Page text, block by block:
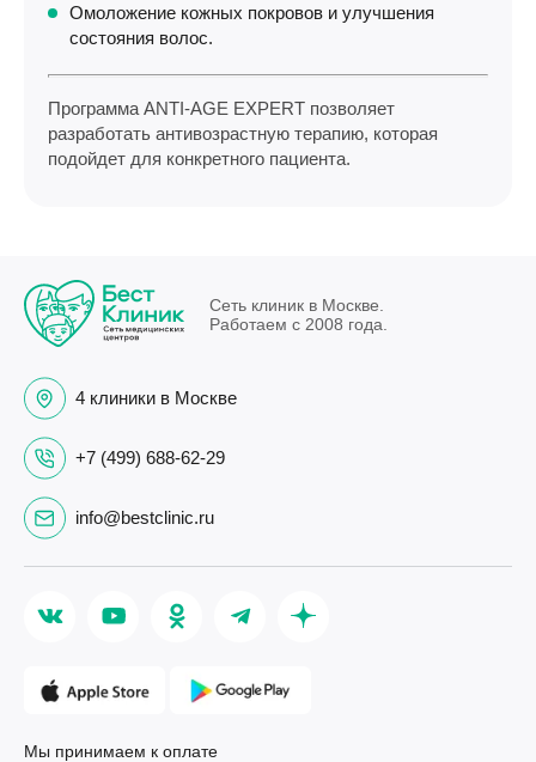
Омоложение кожных покровов и улучшения
состояния волос.
Программа ANTI-AGE EXPERT позволяет
разработать антивозрастную терапию, которая
подойдет для конкретного пациента.⁠
Сеть клиник в Москве.
Работаем с 2008 года.
4 клиники в Москве
+7 (499) 688-62-29
info@bestclinic.ru
Мы принимаем к оплате